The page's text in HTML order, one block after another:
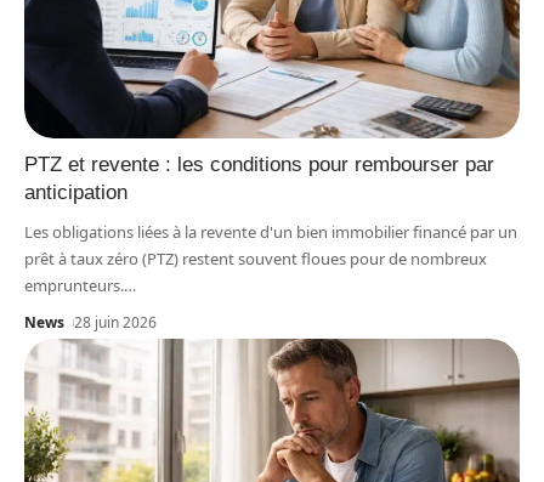
PTZ et revente : les conditions pour rembourser par
anticipation
Les obligations liées à la revente d'un bien immobilier financé par un
prêt à taux zéro (PTZ) restent souvent floues pour de nombreux
emprunteurs.…
News 28 juin 2026